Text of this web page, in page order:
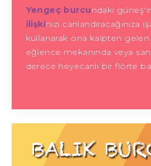
Yengeç burcundaki
ilişkinizi canlandıracağınıza
kullanarak ona kalpten gelen
eğlence mekanında veya
derece heyecanlı bir flörte